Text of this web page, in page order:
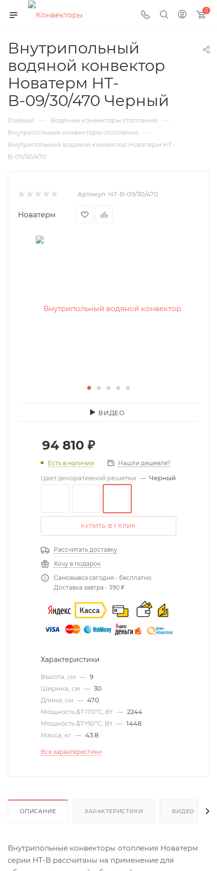
0
Внутрипольный
водяной конвектор
Новатерм НТ-
В-09/30/470 Черный
Главная — Водяные конвекторы отопления —
Внутрипольные конвекторы отопления —
Внутрипольный водяной конвектор Новатерм НТ-
В-09/30/470
Артикул: НТ-В-09/30/470
Новатерм
ВИДЕО
94 810 ₽
Есть в наличии Нашли дешевле?
Цвет декоративной решетки — Черный
КУПИТЬ В 1 КЛИК
Рассчитать доставку
Хочу в подарок
Самовывоз сегодня - бесплатно
Доставка завтра - 390 ₽
Характеристики
Высота, см — 9
Ширина, см — 30
Длина, см — 470
Мощность ΔT=70°С, Вт — 2244
Мощность ΔT=50°С, Вт — 1448
Масса, кг — 43.8
Все характеристики
ОПИСАНИЕ ХАРАКТЕРИСТИКИ ВИДЕО (6)
Внутрипольные конвекторы отопления Новатерм
серии НТ-В рассчитаны на применение для